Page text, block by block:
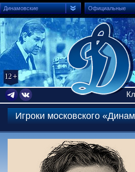
Динамовские Официальные
Игроки московского